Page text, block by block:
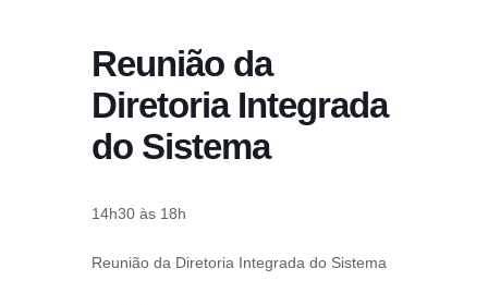
Reunião da
Diretoria Integrada
do Sistema
14h30 às 18h
Reunião da Diretoria Integrada do Sistema